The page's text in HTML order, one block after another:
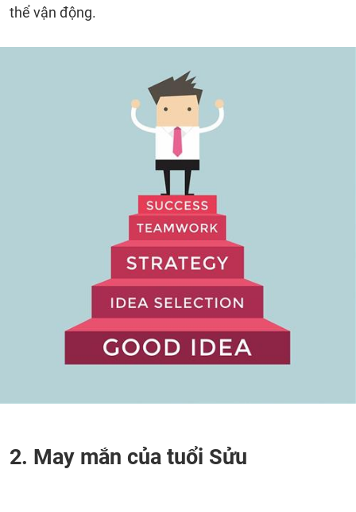
thể vận động.
2. May mắn của tuổi Sửu